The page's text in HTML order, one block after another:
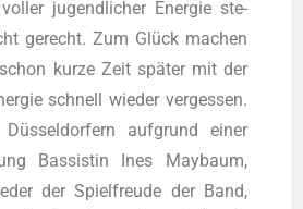
jugend­li­cher Ener­gie ste­
gerecht. Zum Glück machen
kur­ze Zeit spä­ter mit der
schnell wie­der ver­ges­sen.
auf­grund einer
Bas­sis­tin Ines May­baum,
der Spiel­freu­de der Band,